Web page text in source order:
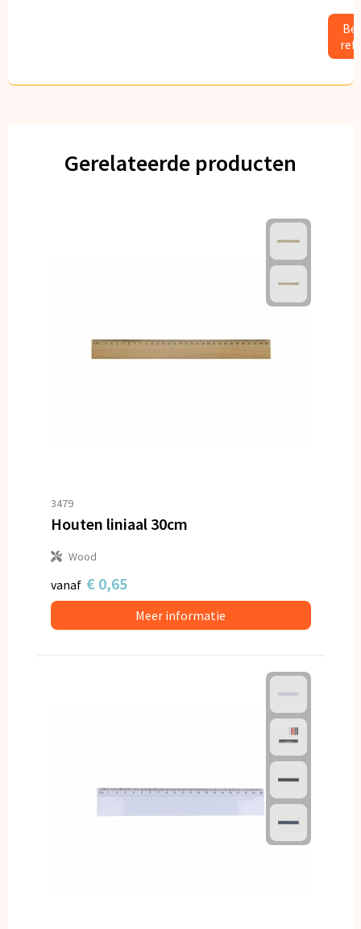
Gerelateerde producten
3479
Houten liniaal 30cm
Wood
vanaf € 0,65
Meer informatie